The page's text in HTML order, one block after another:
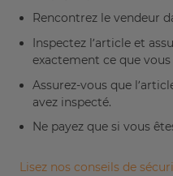
Rencontrez le vendeur
Inspectez l’article et
exactement ce que vous
Assurez-vous que
avez inspecté.
Ne payez que si vous
Lisez nos conseils de